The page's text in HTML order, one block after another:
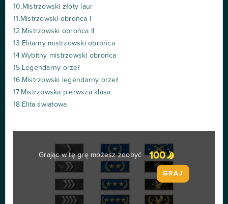
10.Mistrzowski złoty laur
11.Mistrzowski obrońca I
12.Mistrzowski obrońca II
13.Elitarny mistrzowski obrońca
14.Wybitny mistrzowski obrońca
15.Legendarny orzeł
16.Mistrzowski legendarny orzeł
17.Mistrzowska pierwsza klasa
18.Elita światowa
Grając w tę grę możesz zdobyć 100
GRAJ